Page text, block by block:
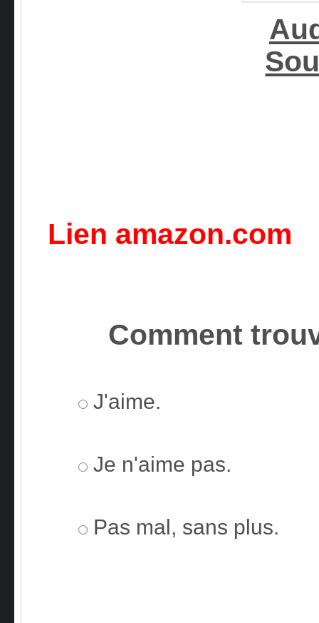
Lien amazon.com
Comment
J'aime.
Je n'aime pas.
Pas mal, sans plus.